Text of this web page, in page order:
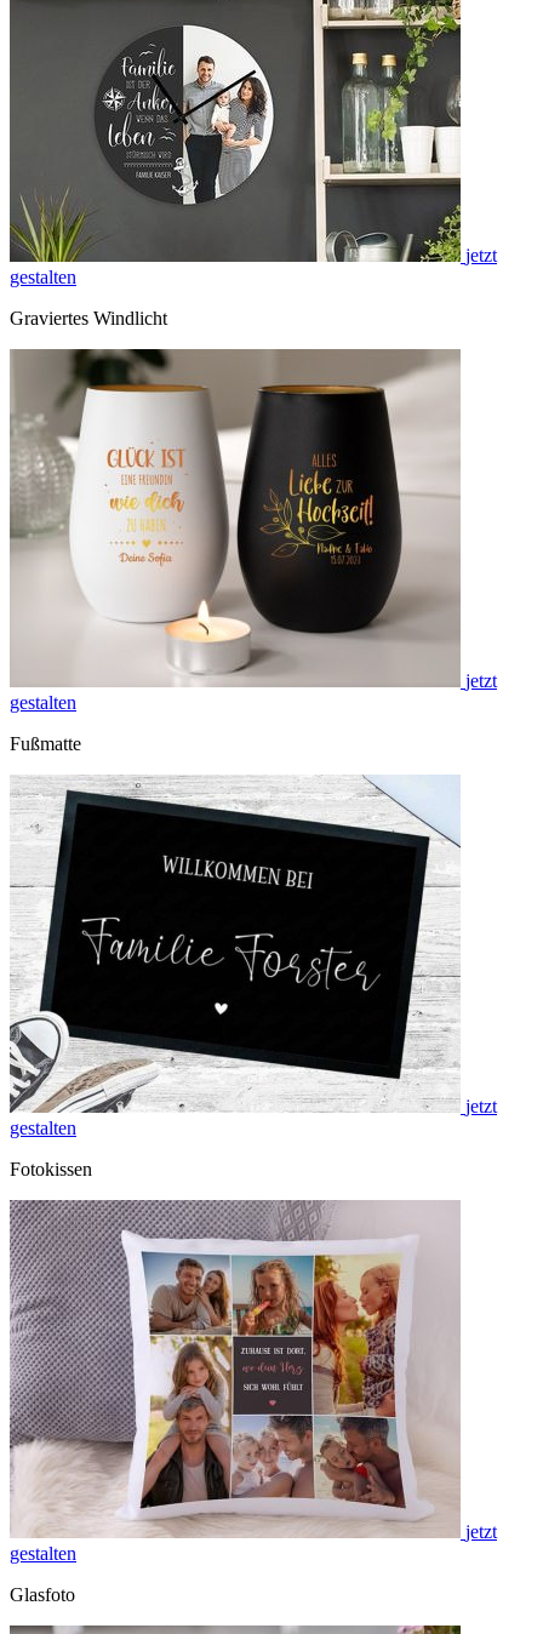
jetzt
gestalten
Graviertes Windlicht
jetzt
gestalten
Fußmatte
jetzt
gestalten
Fotokissen
jetzt
gestalten
Glasfoto